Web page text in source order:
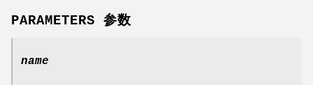
PARAMETERS 参数
name